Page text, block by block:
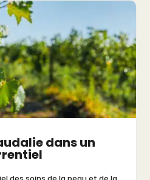
dans un